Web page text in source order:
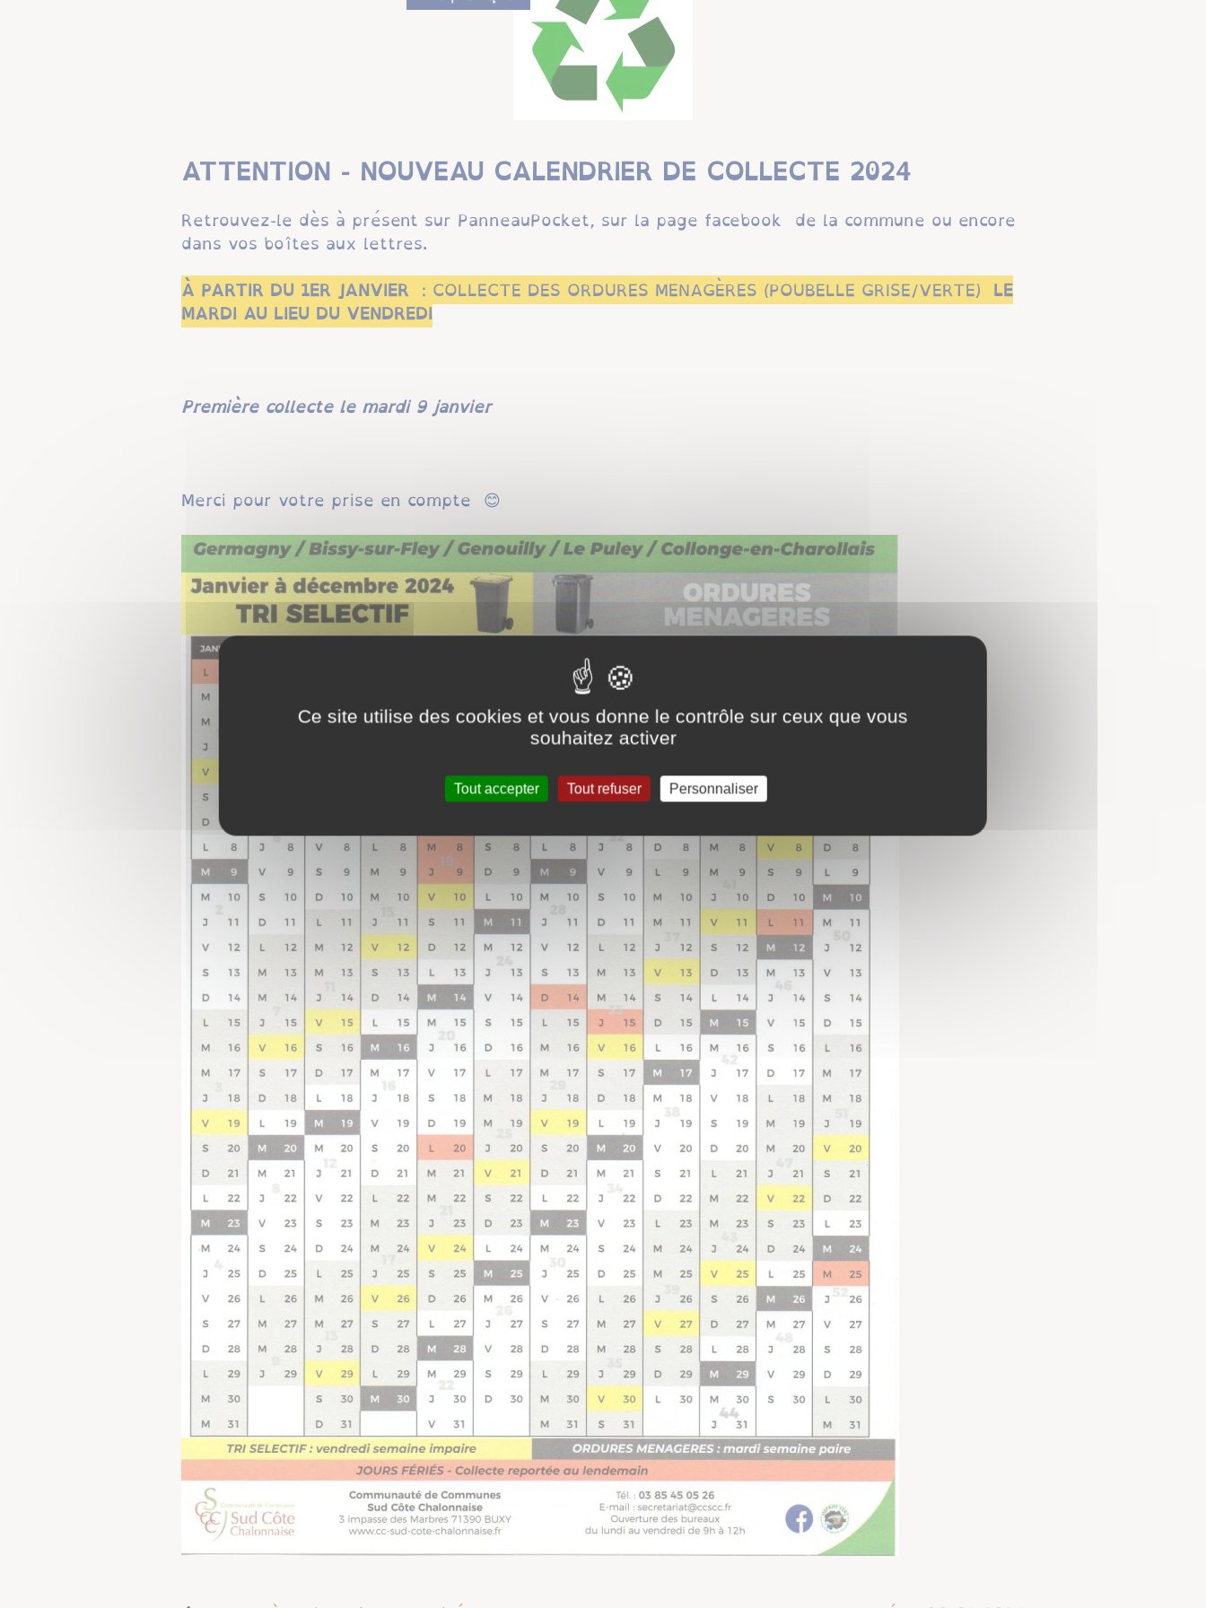
ATTENTION - NOUVEAU CALENDRIER DE COLLECTE 2024
Retrouvez-le dès à présent sur PanneauPocket, sur la page facebook de la commune ou encore
dans vos boîtes aux lettres.
À PARTIR DU 1ER JANVIER : COLLECTE DES ORDURES MENAGÈRES (POUBELLE GRISE/VERTE) LE
MARDI AU LIEU DU VENDREDI
Première collecte le mardi 9 janvier
Merci pour votre prise en compte 😊
Ce site utilise des cookies et vous donne le contrôle sur ceux que vous
souhaitez activer
Tout accepter Tout refuser Personnaliser